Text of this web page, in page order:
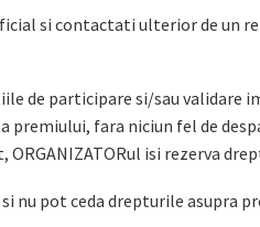
si contactati ulterior de un
de participare si/sau validare
fara niciun fel de
isi rezerva
pot ceda drepturile asupra